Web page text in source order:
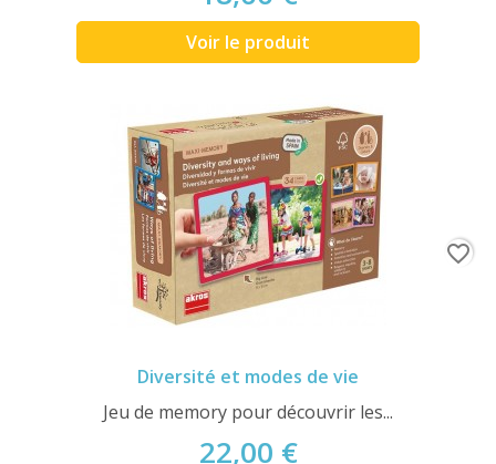
Voir le produit
Diversité et modes de vie
Jeu de memory pour découvrir les...
22,00 €
favorite_border